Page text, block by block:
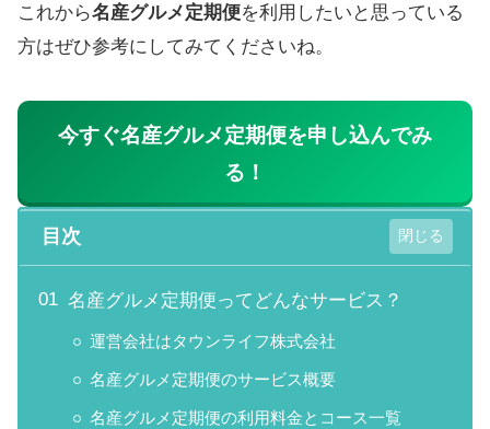
これから名産グルメ定期便を利用したいと思っている
方はぜひ参考にしてみてくださいね。
今すぐ名産グルメ定期便を申し込んでみ
る！
目次
名産グルメ定期便ってどんなサービス？
運営会社はタウンライフ株式会社
名産グルメ定期便のサービス概要
名産グルメ定期便の利用料金とコース一覧